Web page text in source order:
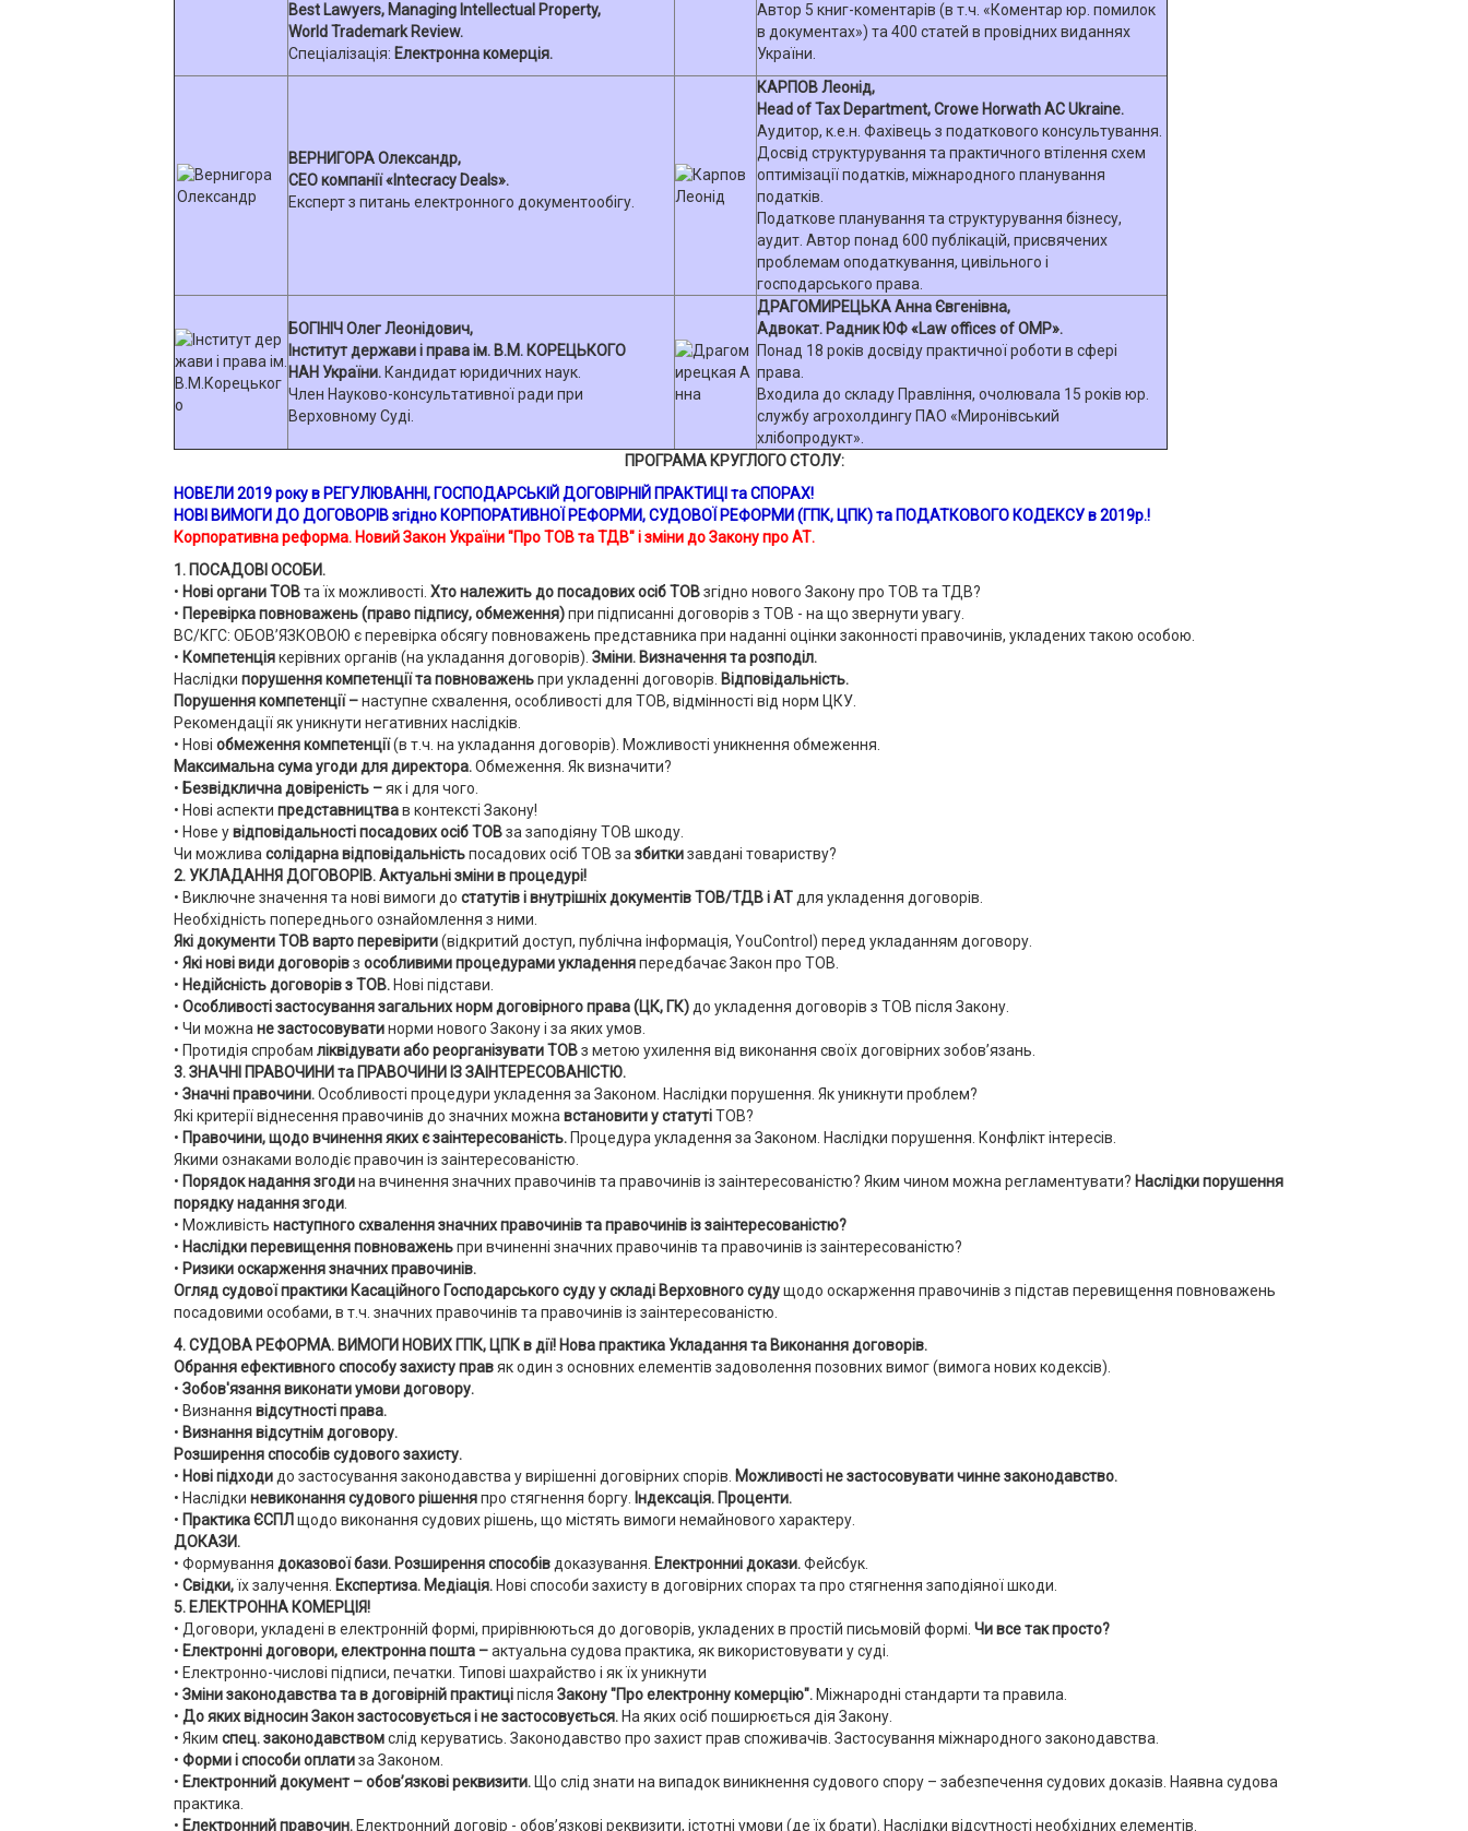
Best Lawyers, Managing Intellectual Property,
World Trademark Review.
Спеціалізація: Електронна комерція.
Автор 5 книг-коментарів (в т.ч. «Коментар юр. помилок
в документах») та 400 статей в провідних виданнях
України.
ВЕРНИГОРА Олександр,
CEO компанії «Intecracy Deals».
Експерт з питань електронного документообігу.
КАРПОВ Леонід,
Head of Tax Department, Crowe Horwath AC Ukraine.
Аудитор, к.е.н. Фахівець з податкового консультування.
Досвід структурування та практичного втілення схем
оптимізації податків, міжнародного планування
податків.
Податкове планування та структурування бізнесу,
аудит. Автор понад 600 публікацій, присвячених
проблемам оподаткування, цивільного і
господарського права.
БОГІНІЧ Олег Леонідович,
Інститут держави і права ім. В.М. КОРЕЦЬКОГО
НАН України. Кандидат юридичних наук.
Член Науково-консультативної ради при
Верховному Суді.
ДРАГОМИРЕЦЬКА Анна Євгенівна,
Адвокат. Радник ЮФ «Law offices of OMP».
Понад 18 років досвіду практичної роботи в сфері
права.
Входила до складу Правління, очолювала 15 років юр.
службу агрохолдингу ПАО «Миронівський
хлібопродукт».
ПРОГРАМА КРУГЛОГО СТОЛУ:
НОВЕЛИ 2019 року в РЕГУЛЮВАННІ, ГОСПОДАРСЬКІЙ ДОГОВІРНІЙ ПРАКТИЦІ та СПОРАХ!
НОВІ ВИМОГИ ДО ДОГОВОРІВ згідно КОРПОРАТИВНОЇ РЕФОРМИ, СУДОВОЇ РЕФОРМИ (ГПК, ЦПК)та ПОДАТКОВОГО КОДЕКСУв2019р.!
Корпоративна реформа. Новий Закон України "Про ТОВ та ТДВ" і зміни до Закону про АТ.
1. ПОСАДОВІ ОСОБИ.
• Нові органи ТОВта їх можливості. Хто належить до посадових осіб ТОВзгідно нового Закону про ТОВ та ТДВ?
• Перевірка повноважень (право підпису, обмеження)при підписанні договорів з ТОВ - на що звернути увагу.
ВС/КГС: ОБОВ’ЯЗКОВОЮ є перевірка обсягу повноважень представника при наданні оцінки законності правочинів, укладених такою особою.
• Компетенціякерівних органів (на укладання договорів). Зміни. Визначення та розподіл.
Наслідки порушення компетенції та повноваженьпри укладенні договорів. Відповідальність.
Порушення компетенції –наступне схвалення, особливості для ТОВ, відмінності від норм ЦКУ.
Рекомендації як уникнути негативних наслідків.
• Нові обмеження компетенції(в т.ч. на укладання договорів). Можливості уникнення обмеження.
Максимальна сума угоди для директора.Обмеження. Як визначити?
• Безвідклична довіреність –як і для чого.
• Нові аспекти представництвав контексті Закону!
• Нове увідповідальності посадових осіб ТОВза заподіяну ТОВ шкоду.
Чи можлива солідарна відповідальністьпосадових осіб ТОВ за збиткизавдані товариству?
2. УКЛАДАННЯ ДОГОВОРІВ. Актуальні зміни в процедурі!
• Виключне значення та нові вимоги до статутів і внутрішніх документів ТОВ/ТДВ і АТ для укладення договорів.
Необхідність попереднього ознайомлення з ними.
Які документи ТОВ варто перевірити(відкритий доступ, публічна інформація, YouControl) перед укладанням договору.
• Які нові види договорівз особливими процедурами укладенняпередбачає Закон про ТОВ.
• Недійсність договорів з ТОВ. Нові підстави.
• Особливості застосування загальних норм договірного права (ЦК, ГК) до укладення договорів з ТОВ після Закону.
• Чи можна не застосовуватинорми нового Закону і за яких умов.
• Протидія спробам ліквідувати або реорганізувати ТОВз метою ухилення від виконання своїх договірних зобов’язань.
3. ЗНАЧНІ ПРАВОЧИНИ та ПРАВОЧИНИ ІЗ ЗАІНТЕРЕСОВАНІСТЮ.
• Значні правочини.Особливості процедури укладення за Законом. Наслідки порушення. Як уникнути проблем?
Які критерії віднесення правочинів до значних можна встановити у статутіТОВ?
• Правочини, щодо вчинення яких є заінтересованість. Процедура укладення за Законом. Наслідки порушення. Конфлікт інтересів.
Якими ознаками володіє правочин із заінтересованістю.
• Порядок надання згодина вчинення значних правочинів та правочинів із заінтересованістю? Яким чином можна регламентувати? Наслідки порушення
порядку надання згоди
• Можливість наступного схваленнязначних правочинів та правочинів із заінтересованістю?
• Наслідки перевищення повноваженьпри вчиненні значних правочинів та правочинів із заінтересованістю?
• Ризики оскарження значних правочинів.
Огляд судової практики Касаційного Господарського суду у складі Верховного судущодо оскарження правочинів з підстав перевищення повноважень
посадовими особами, в т.ч. значних правочинів та правочинів із заінтересованістю.
4. СУДОВА РЕФОРМА. ВИМОГИ НОВИХ ГПК, ЦПК в дії! Нова практика Укладання та Виконання договорів.
Обрання ефективного способу захисту правяк один з основних елементів задоволення позовних вимог (вимога нових кодексів).
• Зобов'язання виконати умови договору.
• Визнання відсутності права.
• Визнання відсутнім договору.
Розширення способів судового захисту.
• Нові підходи до застосування законодавства у вирішенні договірних спорів. Можливості не застосовувати чинне законодавство.
• Наслідки невиконання судового рішенняпро стягнення боргу. Індексація. Проценти.
• Практика ЄСПЛ щодо виконання судових рішень, що містять вимоги немайнового характеру.
ДОКАЗИ.
• Формування доказової бази. Розширення способів доказування. Електронниі докази.Фейсбук.
• Свідки,їх залучення. Експертиза. Медіація. Нові способи захисту в договірних спорах та про стягнення заподіяної шкоди.
5. ЕЛЕКТРОННА КОМЕРЦІЯ!
• Договори, укладені в електронній формі, прирівнюються до договорів, укладених в простій письмовій формі. Чи все так просто?
• Електронні договори, електронна пошта –актуальна судова практика, як використовувати у суді.
• Електронно-числові підписи, печатки. Типові шахрайство і як їх уникнути
• Зміни законодавства та в договірній практиціпісля Закону "Про електронну комерцію". Міжнародні стандарти та правила.
• До яких відносин Закон застосовується і не застосовується. На яких осіб поширюється дія Закону.
• Яким спец. законодавствомслід керуватись. Законодавство про захист прав споживачів. Застосування міжнародного законодавства.
• Форми і способи оплатиза Законом.
• Електронний документ – обов’язкові реквизити. Що слід знати на випадок виникнення судового спору – забезпечення судових доказів. Наявна судова
практика.
• Електронний правочин. Електронний договір - обов’язкові реквизити, істотні умови (де їх брати). Наслідки відсутності необхідних елементів.